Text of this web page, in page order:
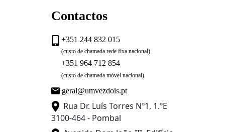
Contactos
+351 244 832 015
(custo de chamada rede fixa nacional)
+351 964 712 854
(custo de chamada móvel nacional)
geral@umvezdois.pt
Rua Dr. Luís Torres Nº1, 1.ºE
3100-464 - Pombal